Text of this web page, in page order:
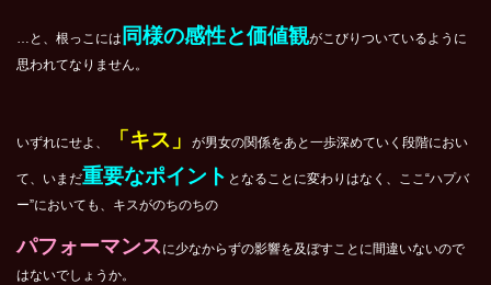
…と、根っこには 同様の感性と価値観がこびりついているように
思われてなりません。
いずれにせよ、 「キス」 が男女の関係をあと一歩深めていく段階におい
て、いまだ重要なポイント となることに変わりはなく、ここ“ハプバ
ー”においても、キスがのちのちの
パフォーマンスに少なからずの影響を及ぼすことに間違いないので
はないでしょうか。